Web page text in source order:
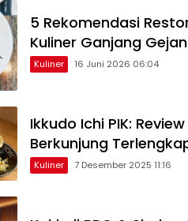
5 Rekomendasi
Kuliner Ganjang
Kuliner 16 Juni 2026 06:04
Ikkudo Ichi PIK:
Berkunjung
Kuliner 7 Desember 2025 11:16